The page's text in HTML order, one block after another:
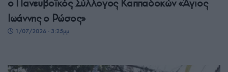
ο Πανευβοϊκός Σύλλογος Καππαδοκών «Άγιος
Ιωάννης ο Ρώσος»
1/07/2026 - 3:25μμ